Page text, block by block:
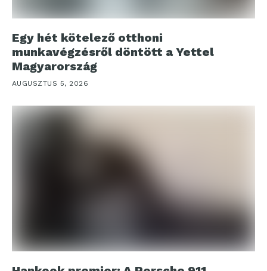
Egy hét kötelező otthoni
munkavégzésről döntött a Yettel
Magyarország
AUGUSZTUS 5, 2026